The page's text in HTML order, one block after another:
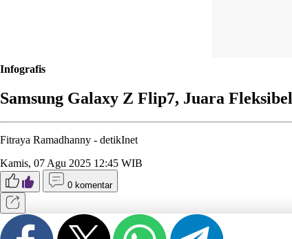
Infografis
Samsung Galaxy Z Flip7, Juara Fleksibel
Fitraya Ramadhanny - detikInet
Kamis, 07 Agu 2025 12:45 WIB
0 komentar